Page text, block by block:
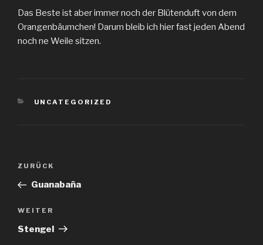
Das Beste ist aber immer noch der Blütenduft von dem
Orangenbäumchen! Darum bleib ich hier fast jeden Abend
noch ne Weile sitzen.
KATEGORIEN
UNCATEGORIZED
Beitragsnavigation
Vorheriger
Beitrag
ZURÜCK
Guanabaña
Nächster
Beitrag
WEITER
Stengel